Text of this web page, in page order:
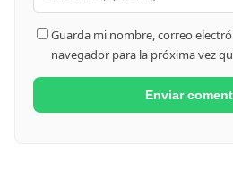
Guarda mi nombre, correo
navegador para la próxima vez